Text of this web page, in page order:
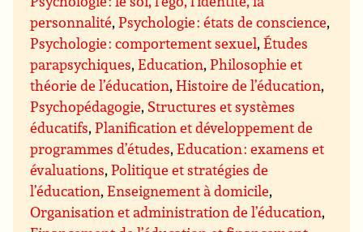
personnalité,Psychologie : états de conscience,
Psychologie : comportement sexuel,Études
parapsychiques,Education,Philosophie et
théorie de l’éducation,Histoire de l’éducation,
Psychopédagogie, Structures et systèmes
éducatifs,Planification et développement de
programmes d’études,Education : examens et
évaluations,Politique et stratégies de
l’éducation,Enseignement à domicile,
Organisation et administration de l’éducation,